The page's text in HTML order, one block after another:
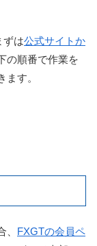
ずは公式サイトか
の順番で作業を
す。
FXGTの会員ペ